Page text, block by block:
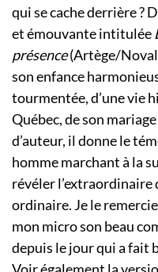
qui se cache derrière ?
et émouvante intitulée
présence(Artège/
son enfance
tourmentée, d’une vie
Québec, de son
d’auteur, il donne le
homme marchant à la
révéler l’extraordinaire
ordinaire. Je le
mon micro son beau
depuis le jour qui a fait